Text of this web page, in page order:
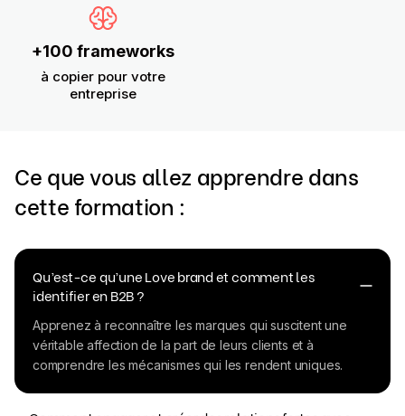
+100 frameworks
à copier pour votre
entreprise
Ce que vous allez apprendre dans
cette formation :
Qu’est-ce qu’une Love brand et comment les
identifier en B2B ?
Apprenez à reconnaître les marques qui suscitent une
véritable affection de la part de leurs clients et à
comprendre les mécanismes qui les rendent uniques.​